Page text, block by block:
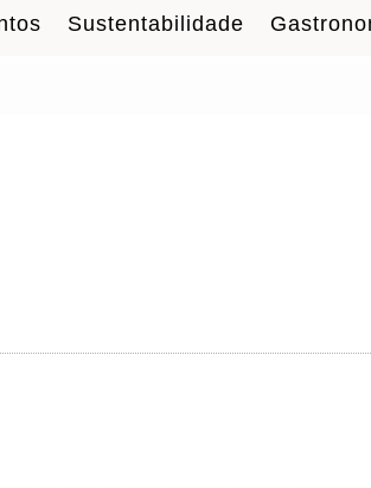
Sustentabilidade